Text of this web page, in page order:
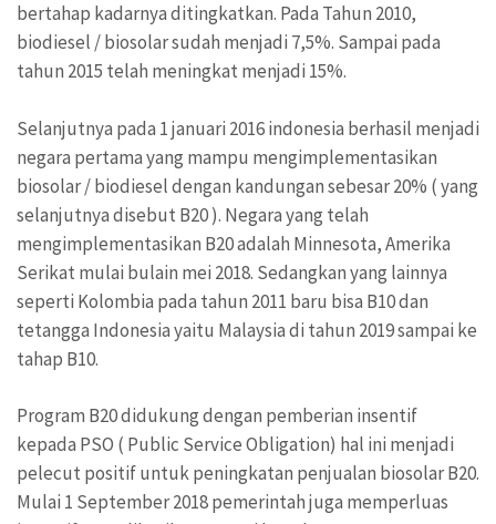
bertahap kadarnya ditingkatkan. Pada Tahun 2010,
biodiesel / biosolar sudah menjadi 7,5%. Sampai pada
tahun 2015 telah meningkat menjadi 15%.
Selanjutnya pada 1 januari 2016 indonesia berhasil menjadi
negara pertama yang mampu mengimplementasikan
biosolar / biodiesel dengan kandungan sebesar 20% ( yang
selanjutnya disebut B20 ). Negara yang telah
mengimplementasikan B20 adalah Minnesota, Amerika
Serikat mulai bulain mei 2018. Sedangkan yang lainnya
seperti Kolombia pada tahun 2011 baru bisa B10 dan
tetangga Indonesia yaitu Malaysia di tahun 2019 sampai ke
tahap B10.
Program B20 didukung dengan pemberian insentif
kepada PSO ( Public Service Obligation) hal ini menjadi
pelecut positif untuk peningkatan penjualan biosolar B20.
Mulai 1 September 2018 pemerintah juga memperluas